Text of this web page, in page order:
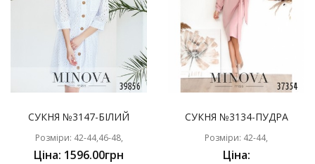
СУКНЯ №3147-БІЛИЙ
Розміри: 42-44,46-48,
Ціна: 1596.00грн
СУКНЯ №3134-ПУДРА
Розміри: 42-44,
Ціна: